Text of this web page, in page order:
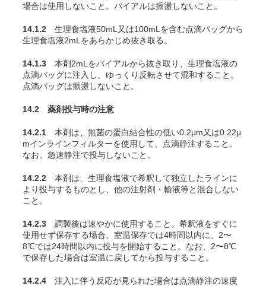
場合は使用しないこと。バイアルは振盪しないこと。
14.1.2 生理食塩液50mL又は100mLを含む点滴バッグから
生理食塩液2mLをあらかじめ抜き取る。
14.1.3 本剤2mLをバイアルから抜き取り、生理食塩液の
点滴バッグに注入し、ゆっくり反転させて混和すること。
点滴バッグは振盪しないこと。
14.2 薬剤投与時の注意
14.2.1 本剤は、無菌の蛋白結合性の低い0.2μm又は0.22μ
mインラインフィルターを使用して、点滴静注すること。
なお、急速静注で投与しないこと。
14.2.2 本剤は、生理食塩液で希釈して独立したラインに
より投与するものとし、他の注射剤・輸液等と混合しない
こと。
14.2.3 調製後は速やかに使用すること。希釈液をすぐに
使用せず保存する場合、室温保存では4時間以内に、2〜
8℃では24時間以内に投与を開始すること。なお、2〜8℃
で保存した場合は室温に戻してから投与すること。
14.2.4 注入に伴う反応が見られた場合は点滴静注の速度